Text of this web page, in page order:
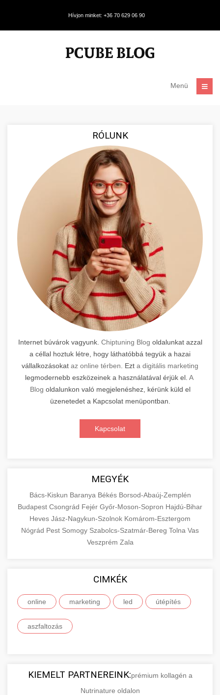
Hívjon minket: +36 70 629 06 90
Menü
RÓLUNK
Internet búvárok vagyunk. Chiptuning Blog oldalunkat azzal
a céllal hoztuk létre, hogy láthatóbbá tegyük a hazai
vállalkozásokat az online térben . Ezt a digitális marketing
legmodernebb eszközeinek a használatával érjük el. A
Blog oldalunkon való megjelenéshez, kérünk küld el
üzenetedet a Kapcsolat menüpontban.
Kapcsolat
MEGYÉK
Bács-Kiskun Baranya Békés Borsod-Abaúj-Zemplén
Budapest Csongrád Fejér Győr-Moson-Sopron Hajdú-Bihar
Heves Jász-Nagykun-Szolnok Komárom-Esztergom
Nógrád Pest Somogy Szabolcs-Szatmár-Bereg Tolna Vas
Veszprém Zala
CIMKÉK
online marketing led útépítés
aszfaltozás
KIEMELT PARTNEREINK:prémium kollagén a
Nutrinature oldalon